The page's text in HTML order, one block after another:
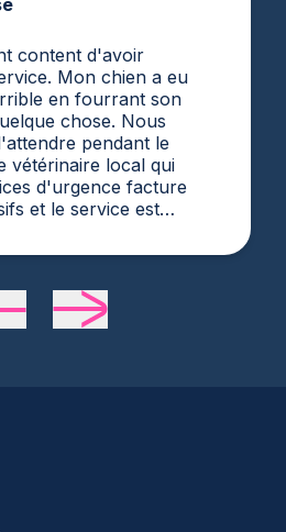
content d'avoir
Mon chien a eu
en fourrant son
chose. Nous
pendant le
vétérinaire local qui
d'urgence facture
et le service est
quand il était
Cruzen était agréable,
semblait très